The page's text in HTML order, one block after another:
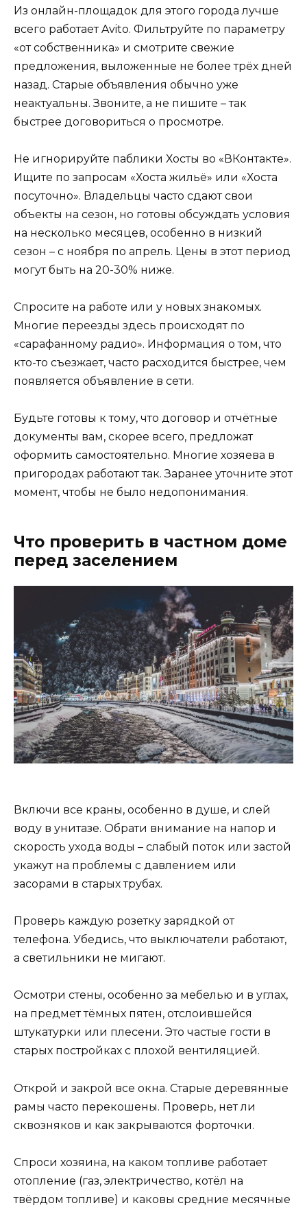
Из онлайн-площадок для этого города лучше
всего работает Avito. Фильтруйте по параметру
«от собственника» и смотрите свежие
предложения, выложенные не более трёх дней
назад. Старые объявления обычно уже
неактуальны. Звоните, а не пишите – так
быстрее договориться о просмотре.
Не игнорируйте паблики Хосты во «ВКонтакте».
Ищите по запросам «Хоста жильё» или «Хоста
посуточно». Владельцы часто сдают свои
объекты на сезон, но готовы обсуждать условия
на несколько месяцев, особенно в низкий
сезон – с ноября по апрель. Цены в этот период
могут быть на 20-30% ниже.
Спросите на работе или у новых знакомых.
Многие переезды здесь происходят по
«сарафанному радио». Информация о том, что
кто-то съезжает, часто расходится быстрее, чем
появляется объявление в сети.
Будьте готовы к тому, что договор и отчётные
документы вам, скорее всего, предложат
оформить самостоятельно. Многие хозяева в
пригородах работают так. Заранее уточните этот
момент, чтобы не было недопонимания.
Что проверить в частном доме
перед заселением
Включи все краны, особенно в душе, и слей
воду в унитазе. Обрати внимание на напор и
скорость ухода воды – слабый поток или застой
укажут на проблемы с давлением или
засорами в старых трубах.
Проверь каждую розетку зарядкой от
телефона. Убедись, что выключатели работают,
а светильники не мигают.
Осмотри стены, особенно за мебелью и в углах,
на предмет тёмных пятен, отслоившейся
штукатурки или плесени. Это частые гости в
старых постройках с плохой вентиляцией.
Открой и закрой все окна. Старые деревянные
рамы часто перекошены. Проверь, нет ли
сквозняков и как закрываются форточки.
Спроси хозяина, на каком топливе работает
отопление (газ, электричество, котёл на
твёрдом топливе) и каковы средние месячные